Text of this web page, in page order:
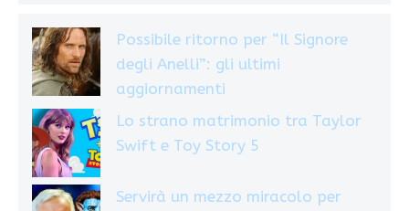
Possibile ritorno per “Il Signore
degli Anelli”: gli ultimi
aggiornamenti
Lo strano matrimonio tra Taylor
Swift e Toy Story 5
Servirà un mezzo miracolo per